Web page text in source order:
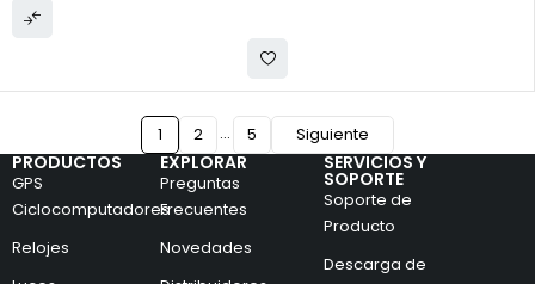
1 2 … 5 Siguiente
PRODUCTOS
GPS
Ciclocomputadores
Relojes
EXPLORAR
Preguntas
Frecuentes
Novedades
SERVICIOS Y
SOPORTE
Soporte de
Producto
Descarga de